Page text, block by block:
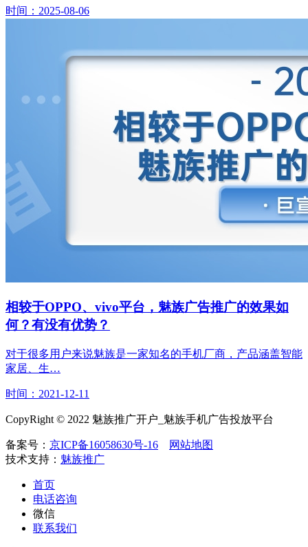
时间：2025-08-06
相较于OPPO、vivo平台，魅族广告推广的效果如
何？有没有优势？
对于很多用户来说魅族是一家知名的手机厂商，产品涵盖智能
家居、生…
时间：2021-12-11
CopyRight © 2022 魅族推广开户_魅族手机广告投放平台
备案号： 京ICP备16058630号-16
网站地图
技术支持： 魅族推广
首页
电话咨询
微信
联系我们